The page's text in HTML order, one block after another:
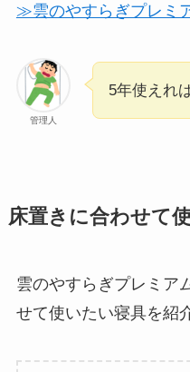
≫雲のやすらぎプレミ
管理人
5年使えれ
床置きに合わせて
雲のやすらぎプレミア
せて使いたい寝具を紹